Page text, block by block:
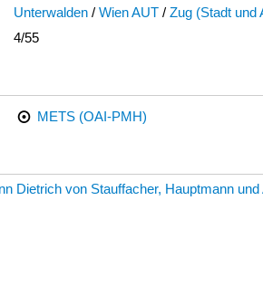
Unterwalden / Wien AUT / Zug (Stadt und
4/55
METS (OAI-PMH)
Dietrich von Stauffacher, Hauptmann